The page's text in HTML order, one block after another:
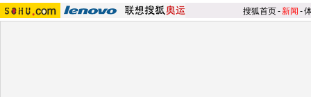
搜狐首页-新闻 -